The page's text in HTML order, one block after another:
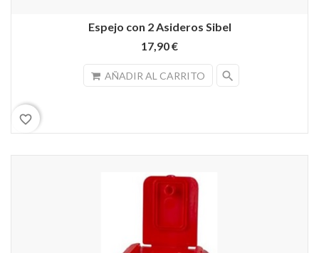
Espejo con 2 Asideros Sibel
17,90 €
AÑADIR AL CARRITO search
favorite_border